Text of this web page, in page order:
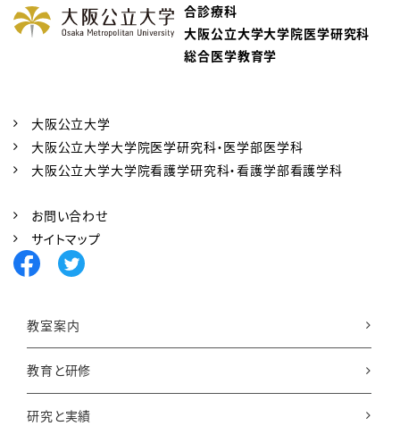
合診療科
大阪公立大学大学院医学研究科
総合医学教育学
大阪公立大学
大阪公立大学大学院医学研究科・医学部医学科
大阪公立大学大学院看護学研究科・看護学部看護学科
お問い合わせ
サイトマップ
教室案内
教育と研修
研究と実績